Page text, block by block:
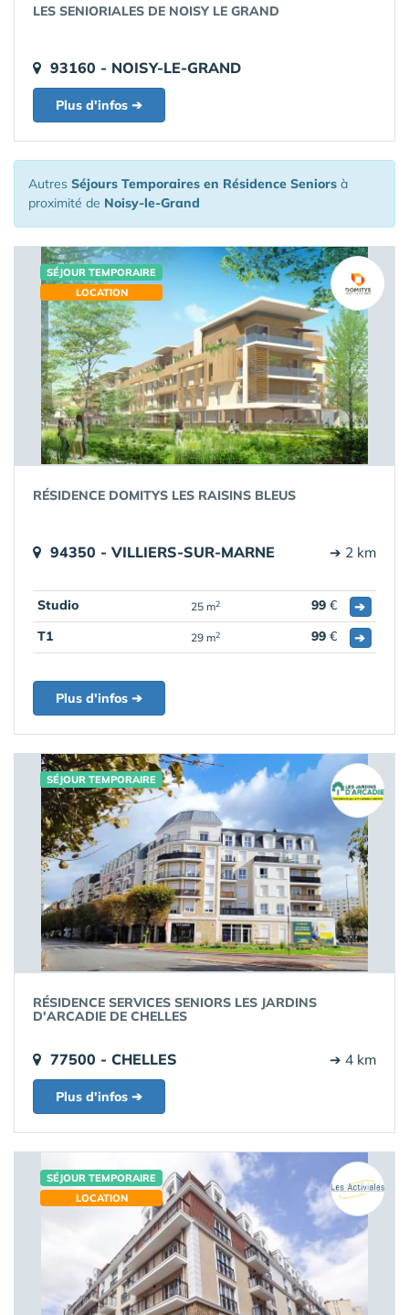
LES SENIORIALES DE NOISY LE GRAND
93160 - NOISY-LE-GRAND
Plus d'infos ➔
Autres Séjours Temporaires en Résidence Seniors à
proximité de Noisy-le-Grand
SÉJOUR TEMPORAIRE
LOCATION
RÉSIDENCE DOMITYS LES RAISINS BLEUS
94350 - VILLIERS-SUR-MARNE ➔ 2 km
Studio 25 m2 99 €
➔
T1
29 m2 99 € ➔
Plus d'infos ➔
SÉJOUR TEMPORAIRE
RÉSIDENCE SERVICES SENIORS LES JARDINS
D'ARCADIE DE CHELLES
77500 - CHELLES ➔ 4 km
Plus d'infos ➔
SÉJOUR TEMPORAIRE
LOCATION